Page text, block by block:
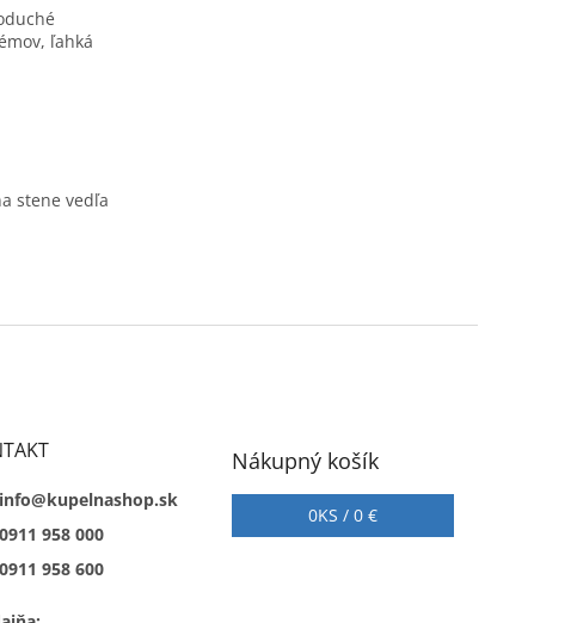
ľahká
stene vedľa
info@kupelnashop.sk
0911 958 000
0911 958 600
Nákupný košík
0KS /0 €